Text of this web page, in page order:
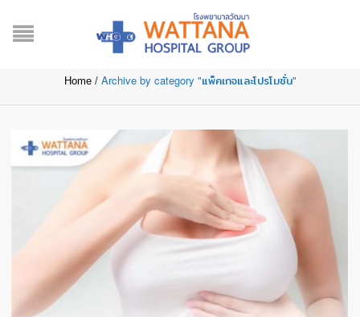
CATEGORY ARCHIVES:
แพ็คเกจและโปรโมชั่น
Home / Archive by category "แพ็คเกจและโปรโมชั่น"